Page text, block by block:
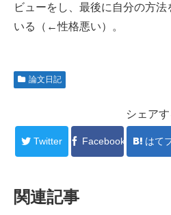
ビューをし、最後に自分の方
いる（←性格悪い）。
論文日記
シェアす
Twitter Facebook はて
関連記事